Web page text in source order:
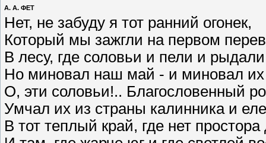
А. А. ФЕТ
Нет, не забуду я тот ранний огонек,
Который мы зажгли на первом
В лесу, где соловьи и пели и
Но миновал наш май - и миновал их
О, эти соловьи!.. Благословенный
Умчал их из страны калинника и
В тот теплый край, где нет